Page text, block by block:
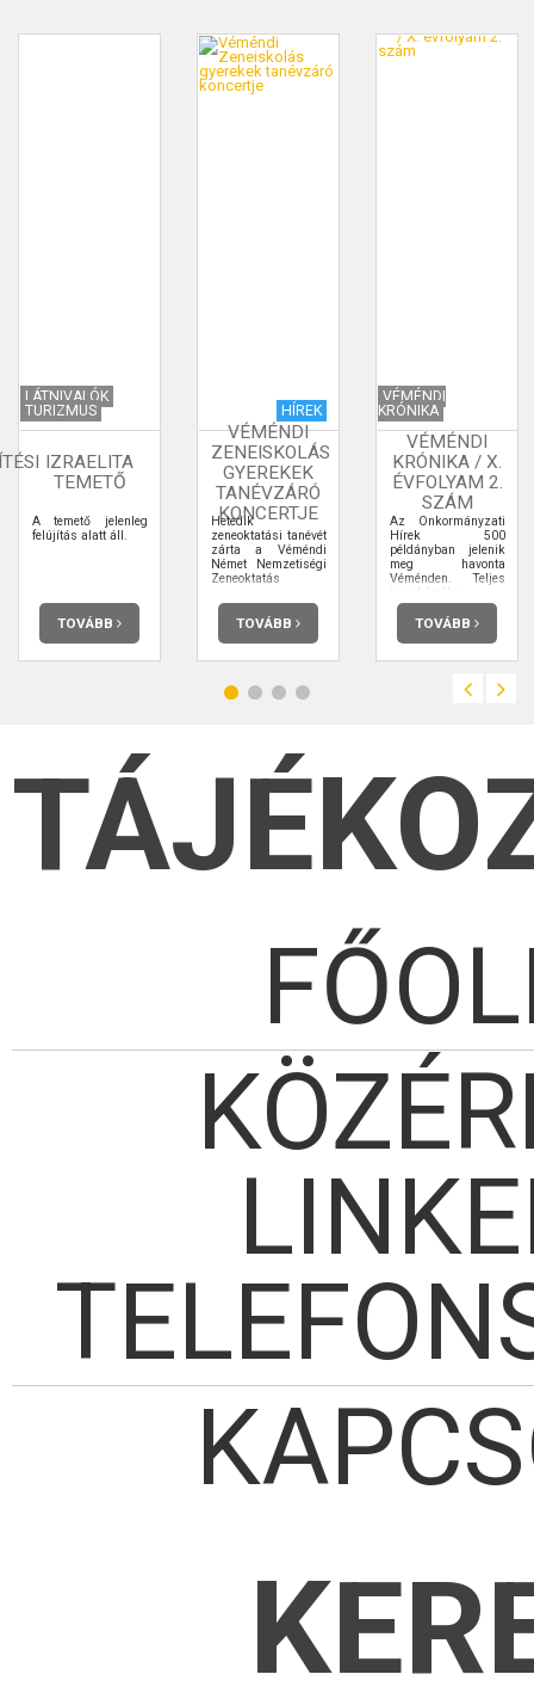
LÁTNIVALÓK
TURIZMUS
IZRAELITA
TEMETŐ
A temető jelenleg
felújítás alatt áll.
TOVÁBB
HÍREK
VÉMÉNDI
ZENEISKOLÁS
GYEREKEK
TANÉVZÁRÓ
KONCERTJE
Hetedik
zeneoktatási tanévét
zárta a Véméndi
Német Nemzetiségi
Zeneoktatás
TOVÁBB
VÉMÉNDI
KRÓNIKA
VÉMÉNDI
KRÓNIKA / X.
ÉVFOLYAM 2.
SZÁM
Az Önkormányzati
Hírek 500
példányban jelenik
meg havonta
Véménden. Teljes
terjedelmében
elolvashatja.
TOVÁBB